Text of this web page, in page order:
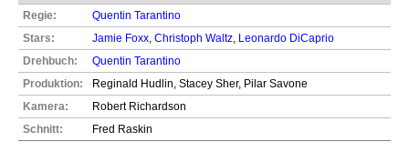
Regie:
Quentin Tarantino
Stars:
Jamie Foxx Christoph Waltz Leonardo DiCaprio
Drehbuch:
Quentin Tarantino
Produktion:
Reginald Hudlin, Stacey Sher, Pilar Savone
Kamera:
Robert Richardson
Schnitt:
Fred Raskin